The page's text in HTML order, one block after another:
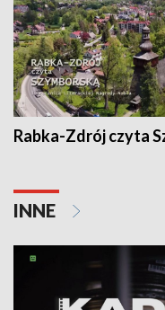
Rabka-Zdrój czyta
INNE